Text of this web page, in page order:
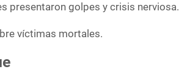
presentaron golpes y crisis nerviosa.
víctimas mortales.